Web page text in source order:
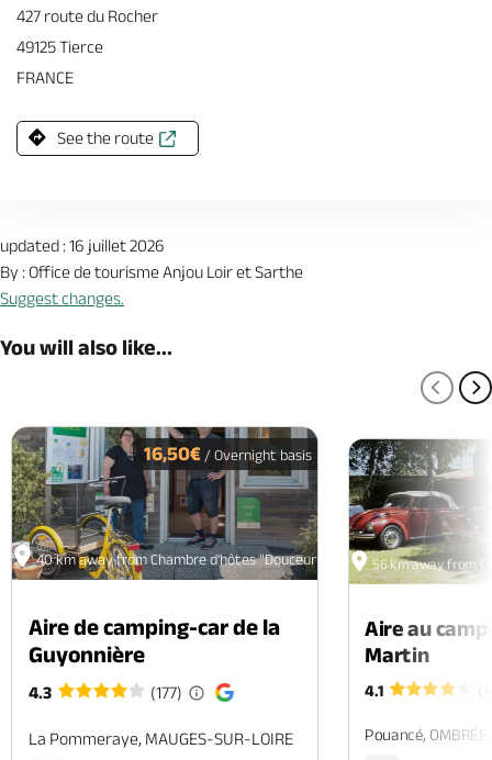
427 route du Rocher
49125 Tierce
FRANCE
See the route
updated : 16 juillet 2026
By : Office de tourisme Anjou Loir et Sarthe
Suggest changes.
You will also like...
40 km away from Chambre d'hôtes "Douceur Angevine"
16,50€ / Overnight basis
Aire de camping-car de la
Guyonnière
4.3 (177)
La Pommeraye, MAUGES-SUR-LOIRE
56 km away from
Aire au
Martin
4.1
Pouancé, OMBRÉE